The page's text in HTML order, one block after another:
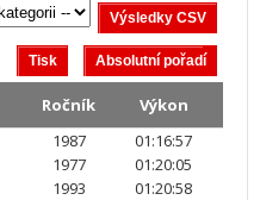
Ročník
Výkon
1987
01:16:57
1977
01:20:05
1993
01:20:58